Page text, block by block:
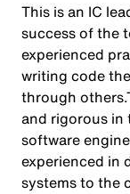
This is an IC
success of the
experienced
writing code
through
and rigorous
software
experienced in
systems to the